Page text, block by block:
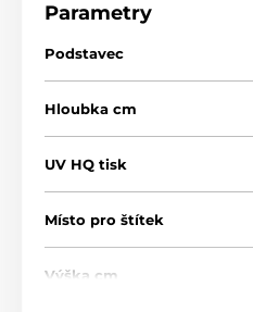
Parametry
Podstavec
Hloubka cm
UV HQ tisk
Místo pro štítek
Výška cm